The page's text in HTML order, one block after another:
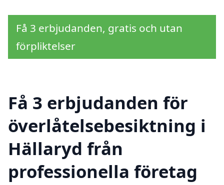
Få 3 erbjudanden, gratis och utan
förpliktelser
Få 3 erbjudanden för
överlåtelsebesiktning i
Hällaryd från
professionella företag